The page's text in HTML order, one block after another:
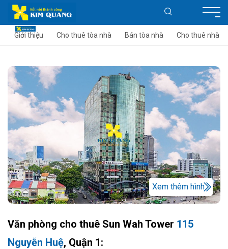
Giới thiệu Cho thuê tòa nhà Bán tòa nhà Cho thuê nhà
Xem thêm hình
Văn phòng cho thuê Sun Wah Tower 115
Nguyễn Huệ, Quận 1: